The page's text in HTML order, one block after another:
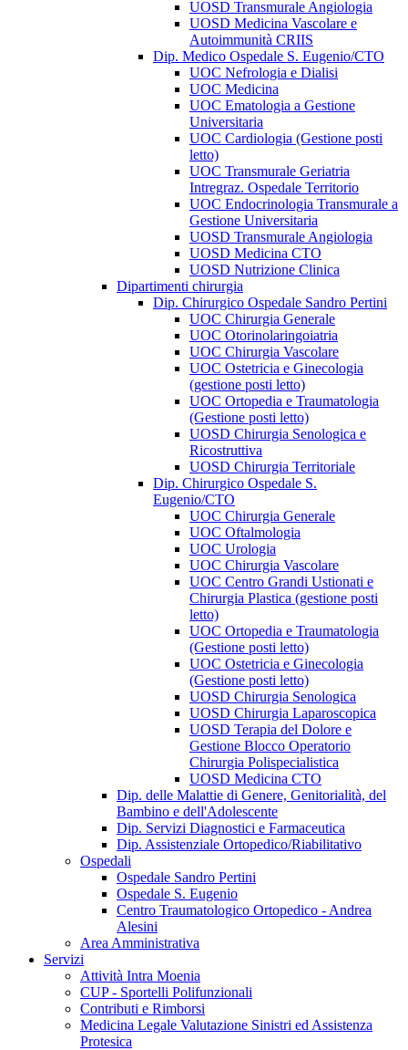
UOSD Transmurale Angiologia
UOSD Medicina Vascolare e
Autoimmunità CRIIS
Dip. Medico Ospedale S. Eugenio/CTO
UOC Nefrologia e Dialisi
UOC Medicina
UOC Ematologia a Gestione
Universitaria
UOC Cardiologia (Gestione posti
letto)
UOC Transmurale Geriatria
Intregraz. Ospedale Territorio
UOC Endocrinologia Transmurale a
Gestione Universitaria
UOSD Transmurale Angiologia
UOSD Medicina CTO
UOSD Nutrizione Clinica
Dipartimenti chirurgia
Dip. Chirurgico Ospedale Sandro Pertini
UOC Chirurgia Generale
UOC Otorinolaringoiatria
UOC Chirurgia Vascolare
UOC Ostetricia e Ginecologia
(gestione posti letto)
UOC Ortopedia e Traumatologia
(Gestione posti letto)
UOSD Chirurgia Senologica e
Ricostruttiva
UOSD Chirurgia Territoriale
Dip. Chirurgico Ospedale S.
Eugenio/CTO
UOC Chirurgia Generale
UOC Oftalmologia
UOC Urologia
UOC Chirurgia Vascolare
UOC Centro Grandi Ustionati e
Chirurgia Plastica (gestione posti
letto)
UOC Ortopedia e Traumatologia
(Gestione posti letto)
UOC Ostetricia e Ginecologia
(Gestione posti letto)
UOSD Chirurgia Senologica
UOSD Chirurgia Laparoscopica
UOSD Terapia del Dolore e
Gestione Blocco Operatorio
Chirurgia Polispecialistica
UOSD Medicina CTO
Dip. delle Malattie di Genere, Genitorialità, del
Bambino e dell'Adolescente
Dip. Servizi Diagnostici e Farmaceutica
Dip. Assistenziale Ortopedico/Riabilitativo
Ospedali
Ospedale Sandro Pertini
Ospedale S. Eugenio
Centro Traumatologico Ortopedico - Andrea
Alesini
Area Amministrativa
Servizi
Attività Intra Moenia
CUP - Sportelli Polifunzionali
Contributi e Rimborsi
Medicina Legale Valutazione Sinistri ed Assistenza
Protesica